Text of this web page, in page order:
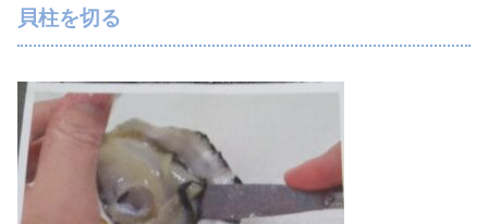
貝柱を切る